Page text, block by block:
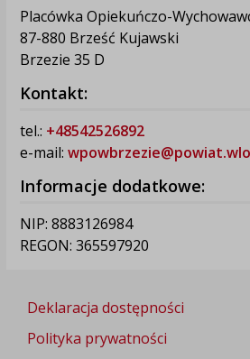
Placówka Opiekuńczo-
87-880 Brześć Kujawski
Brzezie 35 D
Kontakt:
tel.: +48542526892
e-mail:
Informacje dodatkowe:
NIP: 8883126984
REGON: 365597920
Deklaracja dostępności
Polityka prywatności